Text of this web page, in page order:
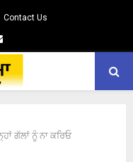
Contact Us
Email
ਗੱਲਾਂ ਨੂੰ ਨਾ ਕਰਿਓ